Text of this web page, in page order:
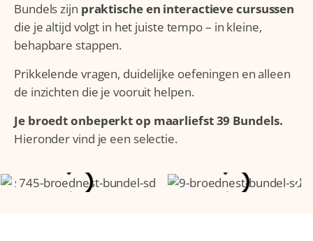
Bundels zijn praktische en interactieve cursussen
die je altijd volgt in het juiste tempo – in kleine,
behapbare stappen.
Prikkelende vragen, duidelijke oefeningen en alleen
de inzichten die je vooruit helpen.
Je broedt onbeperkt op maarliefst 39 Bundels.
Hieronder vind je een selectie.